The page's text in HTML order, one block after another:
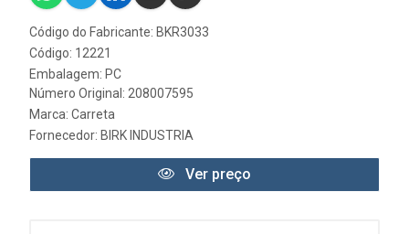
Código do Fabricante: BKR3033
Código: 12221
Embalagem: PC
Número Original: 208007595
Marca: Carreta
Fornecedor: BIRK INDUSTRIA
Ver preço